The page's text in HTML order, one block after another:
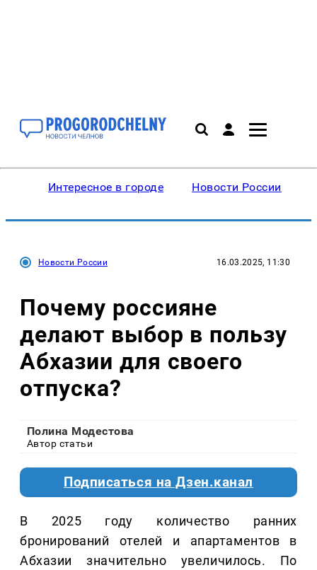
Интересное в городе Новости России
Новости России 16.03.2025, 11:30
Почему россияне
делают выбор в пользу
Абхазии для своего
отпуска?
Полина Модестова
Автор статьи
Подписаться на Дзен.канал
В 2025 году количество ранних
бронирований отелей и апартаментов в
Абхазии значительно увеличилось. По